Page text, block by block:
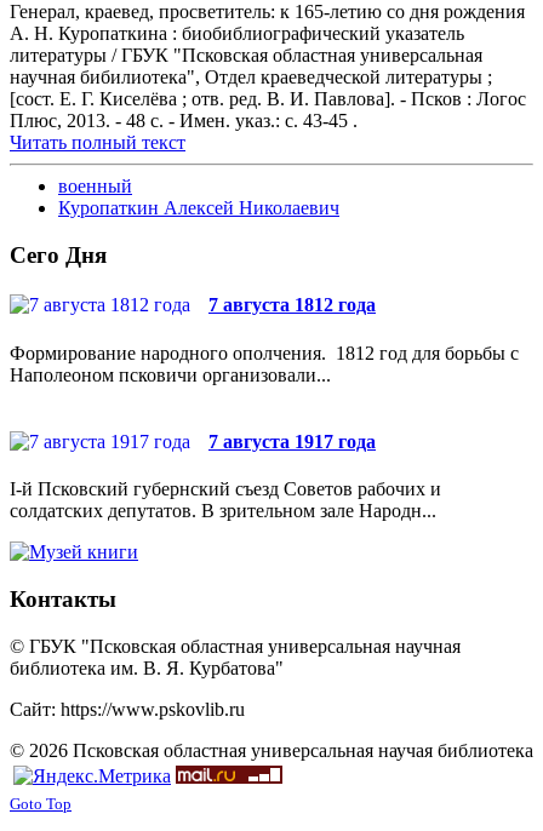
Генерал, краевед, просветитель: к 165-летию со дня рождения
А. Н. Куропаткина : биобиблиографический указатель
литературы / ГБУК "Псковская областная универсальная
научная бибилиотека", Отдел краеведческой литературы ;
[сост. Е. Г. Киселёва ; отв. ред. В. И. Павлова]. - Псков : Логос
Плюс, 2013. - 48 с. - Имен. указ.: с. 43-45 .
Читать полный текст
военный
Куропаткин Алексей Николаевич
Сего Дня
7 августа 1812 года
Формирование народного ополчения. 1812 год для борьбы с
Наполеоном псковичи организовали...
7 августа 1917 года
I-й Псковский губернский съезд Советов рабочих и
солдатских депутатов. В зрительном зале Народн...
Контакты
© ГБУК "Псковская областная универсальная научная
библиотека им. В. Я. Курбатова"
Сайт: https://www.pskovlib.ru
© 2026 Псковская областная универсальная научая библиотека
Goto Top